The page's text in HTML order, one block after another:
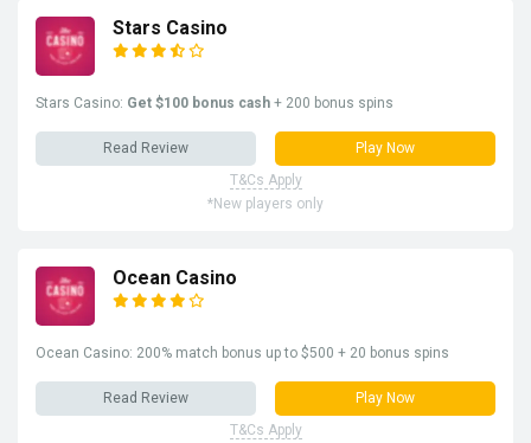
Stars Casino
Stars Casino: Get $100 bonus cash + 200 bonus spins
Read Review
Play Now
T&Cs Apply
*New players only
Ocean Casino
Ocean Casino: 200% match bonus up to $500 + 20 bonus spins
Read Review
Play Now
T&Cs Apply